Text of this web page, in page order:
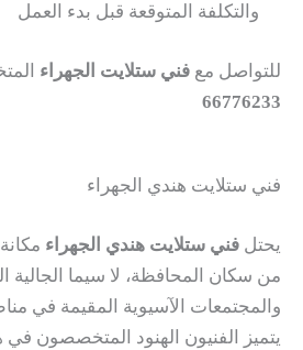
والتكلفة المتوقعة قبل بدء العمل
للتواصل مع فني ستلايت الجهراء
66776233
فني ستلايت هندي الجهراء
يحتل فني ستلايت هندي الجهراء
من سكان المحافظة، لا سيما الجالية
والمجتمعات الآسيوية المقيمة في
يتميز الفنيون الهنود المتخصصون في